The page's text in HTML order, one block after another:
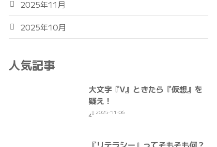
2025年11月
2025年10月
人気記事
大文字『V』ときたら『仮想』を
疑え！
4 2025-11-06